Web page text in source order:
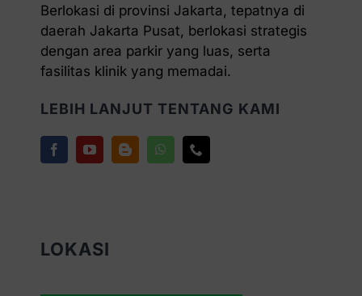
Berlokasi di provinsi Jakarta, tepatnya di
daerah Jakarta Pusat, berlokasi strategis
dengan area parkir yang luas, serta
fasilitas klinik yang memadai.
LEBIH LANJUT TENTANG KAMI
LOKASI